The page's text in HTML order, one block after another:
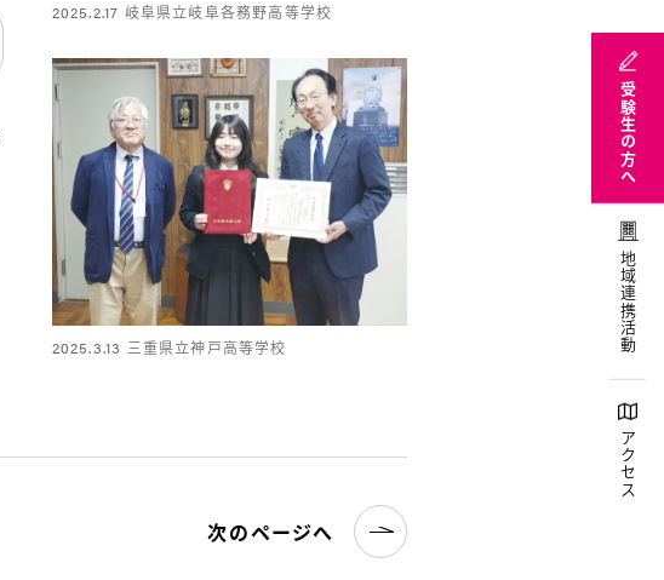
受験生の方へ
地域連携活動
アクセス
2025.2.17 岐阜県立岐阜各務野高等学校
2025.3.13 三重県立神戸高等学校
次のページへ